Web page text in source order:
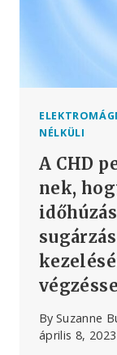
NÉLKÜLI
A CHD
nek,
By Suzanne
április 8, 2023